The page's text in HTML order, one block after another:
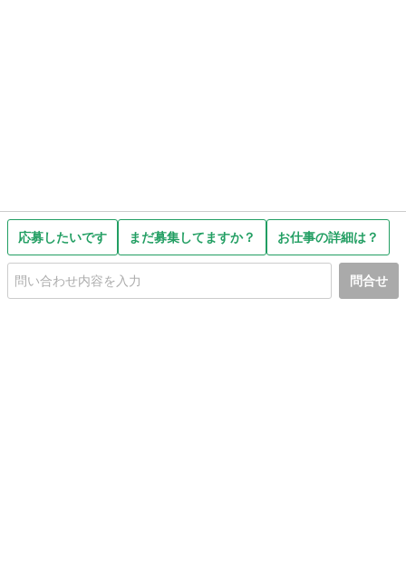
応募したいです まだ募集してますか？ お仕事の詳細は？
問合せ